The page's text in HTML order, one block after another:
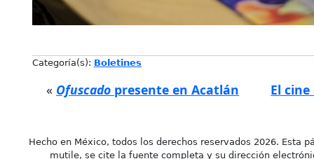
Categoría(s): Boletines
« Ofuscado presente en Acatlán El
Hecho en México, todos los derechos reservados 2026. Esta
mutile, se cite la fuente completa y su dirección